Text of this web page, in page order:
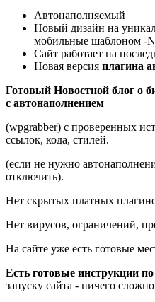
Автонаполняемый
Новый дизайн на
мобильные шаблоном -
Сайт работает на
Новая версия плагина
Готовый Новостной блог о
с автонаполнением
(wpgrabber) с проверенных
ссылок, кода, стилей.
(если не нужно
отключить).
Нет скрытых платных
Нет вирусов, ограничений,
На сайте уже есть готовые
Есть готовые инструкции по
запуску сайта - ничего